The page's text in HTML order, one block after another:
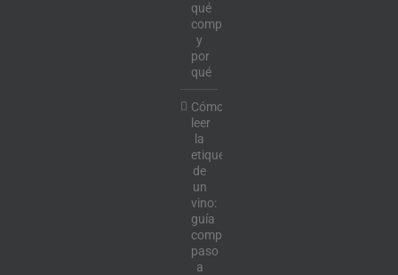
qué
comprar
y
por
qué
Cómo
leer
la
etiqueta
de
un
vino:
guía
completa
paso
a